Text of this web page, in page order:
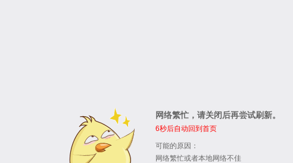
网络繁忙，请关闭后再尝试刷新。
6秒后自动回到首页
可能的原因：
网络繁忙或者本地网络不佳